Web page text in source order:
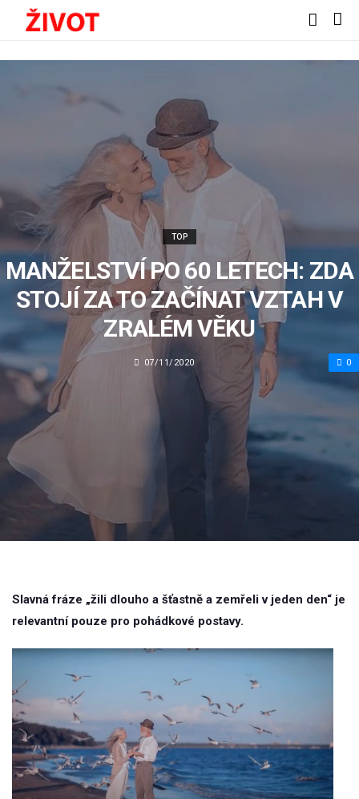
TOP
MANŽELSTVÍ PO 60 LETECH: ZDA
STOJÍ ZA TO ZAČÍNAT VZTAH V
ZRALÉM VĚKU
07/11/2020 0
Slavná fráze „žili dlouho a šťastně a zemřeli v jeden den“ je
relevantní pouze pro pohádkové postavy.